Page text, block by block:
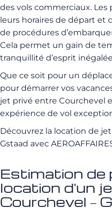
des vols commerciaux.
leurs horaires de départ et
de procédures
Cela permet un gain de
tranquillité d’esprit
Que ce soit pour un
pour démarrer vos
jet privé entre Courchevel
expérience de vol
Découvrez la location de
Gstaad avec
Estimation de
location d'un
Courchevel –